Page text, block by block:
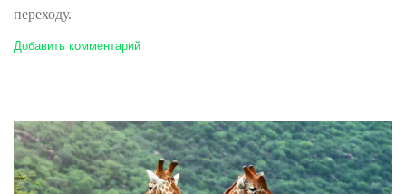
переходу.
Добавить комментарий